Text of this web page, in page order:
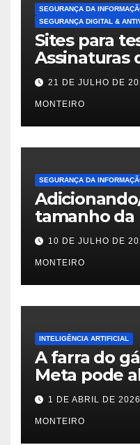
SEGURANÇA DA
SEGURANÇA DIGITAL &
Sites para
Assinaturas
Malwares
21 DE JULHO DE
MONTEIRO
SEGURANÇA DA
tamanho da
no PfSense
10 DE JULHO DE
MONTEIRO
INTELIGÊNCIA ARTIFICIAL
A farra do
Meta pode
do Sul
1 DE ABRIL DE 2026
MONTEIRO